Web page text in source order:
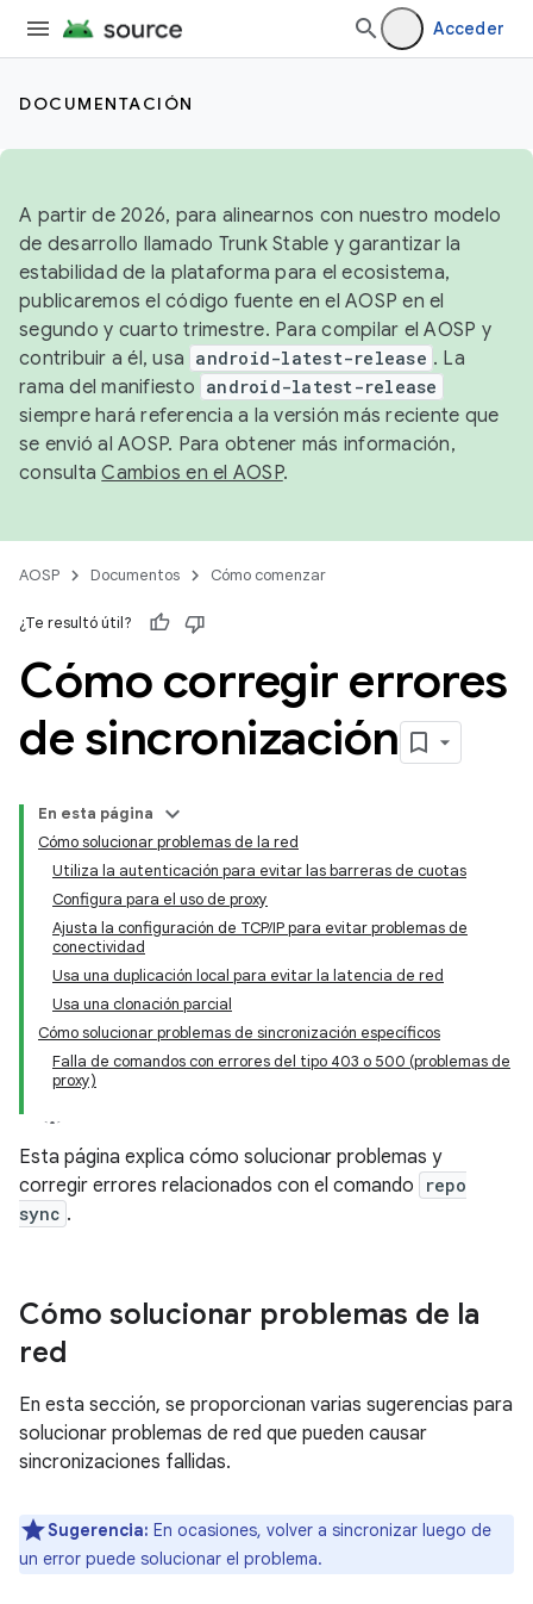
Acceder
DOCUMENTACIÓN
A partir de 2026, para alinearnos con nuestro modelo
de desarrollo llamado Trunk Stable y garantizar la
estabilidad de la plataforma para el ecosistema,
publicaremos el código fuente en el AOSP en el
segundo y cuarto trimestre. Para compilar el AOSP y
contribuir a él, usa android-latest-release . La
rama del manifiesto android-latest-release
siempre hará referencia a la versión más reciente que
se envió al AOSP. Para obtener más información,
consultaCambios en el AOSP.
AOSP Documentos Cómo comenzar
¿Te resultó útil?
Cómo corregir errores
de sincronización
En esta página
Cómo solucionar problemas de la red
Utiliza la autenticación para evitar las barreras de cuotas
Configura para el uso de proxy
Ajusta la configuración de TCP/IP para evitar problemas de
conectividad
Usa una duplicación local para evitar la latencia de red
Usa una clonación parcial
Cómo solucionar problemas de sincronización específicos
Falla de comandos con errores del tipo 403 o 500 (problemas de
proxy)
Esta página explica cómo solucionar problemas y
corregir errores relacionados con el comando
repo
sync .
Cómo solucionar problemas de la
red
En esta sección, se proporcionan varias sugerencias para
solucionar problemas de red que pueden causar
sincronizaciones fallidas.
Sugerencia: En ocasiones, volver a sincronizar luego de
un error puede solucionar el problema.